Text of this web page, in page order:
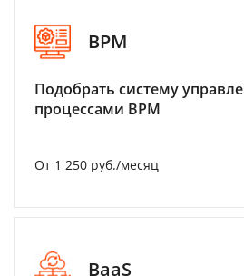
BPM
Подобрать систему
процессами BPM
От 1 250 руб./месяц
BaaS